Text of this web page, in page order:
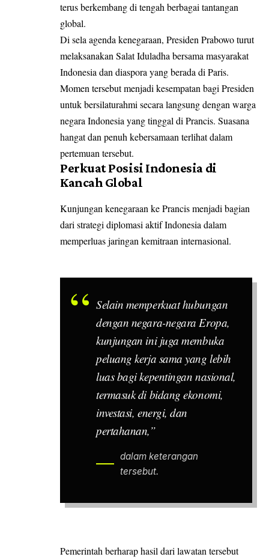
terus berkembang di tengah berbagai tantangan
global.
Di sela agenda kenegaraan, Presiden Prabowo turut
melaksanakan Salat Iduladha bersama masyarakat
Indonesia dan diaspora yang berada di Paris.
Momen tersebut menjadi kesempatan bagi Presiden
untuk bersilaturahmi secara langsung dengan warga
negara Indonesia yang tinggal di Prancis. Suasana
hangat dan penuh kebersamaan terlihat dalam
pertemuan tersebut.
Perkuat Posisi Indonesia di
Kancah Global
Kunjungan kenegaraan ke Prancis menjadi bagian
dari strategi diplomasi aktif Indonesia dalam
memperluas jaringan kemitraan internasional.
Selain memperkuat hubungan
dengan negara-negara Eropa,
kunjungan ini juga membuka
peluang kerja sama yang lebih
luas bagi kepentingan nasional,
termasuk di bidang ekonomi,
investasi, energi, dan
pertahanan,”
dalam keterangan
tersebut.
Pemerintah berharap hasil dari lawatan tersebut